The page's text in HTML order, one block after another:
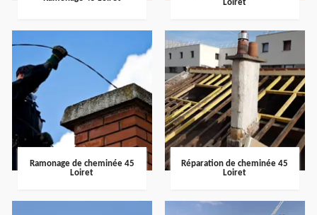
Loiret
Ramonage de cheminée 45
Loiret
Réparation de cheminée 45
Loiret